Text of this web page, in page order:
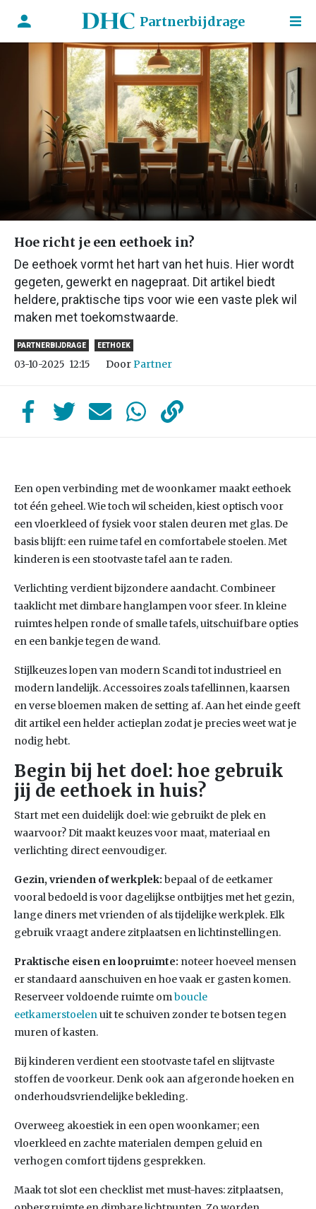
Partnerbijdrage
Hoe richt je een eethoek in?
De eethoek vormt het hart van het huis. Hier wordt
gegeten, gewerkt en nagepraat. Dit artikel biedt
heldere, praktische tips voor wie een vaste plek wil
maken met toekomstwaarde.
PARTNERBIJDRAGE EETHOEK
03-10-2025 12:15 DoorPartner
Een open verbinding met de woonkamer maakt eethoek
tot één geheel. Wie toch wil scheiden, kiest optisch voor
een vloerkleed of fysiek voor stalen deuren met glas. De
basis blijft: een ruime tafel en comfortabele stoelen. Met
kinderen is een stootvaste tafel aan te raden.
Verlichting verdient bijzondere aandacht. Combineer
taaklicht met dimbare hanglampen voor sfeer. In kleine
ruimtes helpen ronde of smalle tafels, uitschuifbare opties
en een bankje tegen de wand.
Stijlkeuzes lopen van modern Scandi tot industrieel en
modern landelijk. Accessoires zoals tafellinnen, kaarsen
en verse bloemen maken de setting af. Aan het einde geeft
dit artikel een helder actieplan zodat je precies weet wat je
nodig hebt.
Begin bij het doel: hoe gebruik
jij de eethoek in huis?
Start met een duidelijk doel: wie gebruikt de plek en
waarvoor? Dit maakt keuzes voor maat, materiaal en
verlichting direct eenvoudiger.
Gezin, vrienden of werkplek: bepaal of de eetkamer
vooral bedoeld is voor dagelijkse ontbijtjes met het gezin,
lange diners met vrienden of als tijdelijke werkplek. Elk
gebruik vraagt andere zitplaatsen en lichtinstellingen.
Praktische eisen en loopruimte: noteer hoeveel mensen
er standaard aanschuiven en hoe vaak er gasten komen.
Reserveer voldoende ruimte omboucle
eetkamerstoelenuit te schuiven zonder te botsen tegen
muren of kasten.
Bij kinderen verdient een stootvaste tafel en slijtvaste
stoffen de voorkeur. Denk ook aan afgeronde hoeken en
onderhoudsvriendelijke bekleding.
Overweeg akoestiek in een open woonkamer; een
vloerkleed en zachte materialen dempen geluid en
verhogen comfort tijdens gesprekken.
Maak tot slot een checklist met must-haves: zitplaatsen,